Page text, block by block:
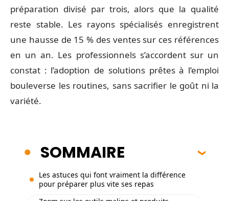
préparation divisé par trois, alors que la qualité
reste stable. Les rayons spécialisés enregistrent
une hausse de 15 % des ventes sur ces références
en un an. Les professionnels s’accordent sur un
constat : l’adoption de solutions prêtes à l’emploi
bouleverse les routines, sans sacrifier le goût ni la
variété.
SOMMAIRE
Les astuces qui font vraiment la différence
pour préparer plus vite ses repas